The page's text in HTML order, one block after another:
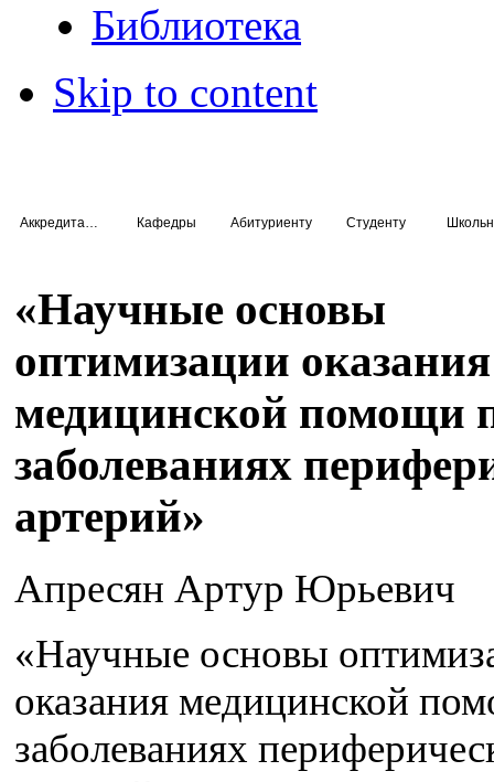
Библиотека
Skip to content
Кафедры Абитуриенту Студенту
«Научные основы
оптимизации оказания
медицинской помощи
заболеваниях
артерий»
Апресян Артур Юрьевич
«Научные основы
оказания медицинской
заболеваниях